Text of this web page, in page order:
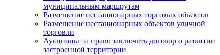
муниципальным маршрутам
Размещение нестационарных торговых объектов
Размещение нестационарных объектов уличной
торговли
Аукционы на право заключить договор о развитии
застроенной территории